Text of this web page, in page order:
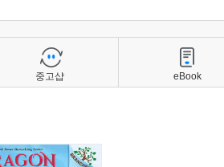
중고샵 eBook